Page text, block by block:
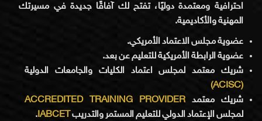
احترافية ومعتمدة دوليًا، تفتح لك آفاقًا جديدة في مسيرتك
المهنية والأكاديمية.
عضوية مجلس الاعتماد الأمريكي.
عضوية الرابطة الأمريكية للتعليم عن بعد.
شريك معتمد لمجلس اعتماد الكليات والجامعات الدولية
(ACISC)
شريك معتمدACCREDITED TRAINING PROVIDER
لمجلس الإعتماد الدولي للتعليم المستمر والتدريبIABCET
.